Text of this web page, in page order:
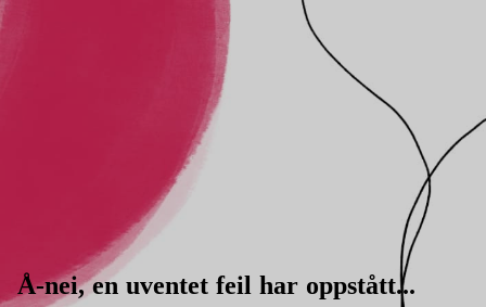
Å-nei, en uventet feil har oppstått...